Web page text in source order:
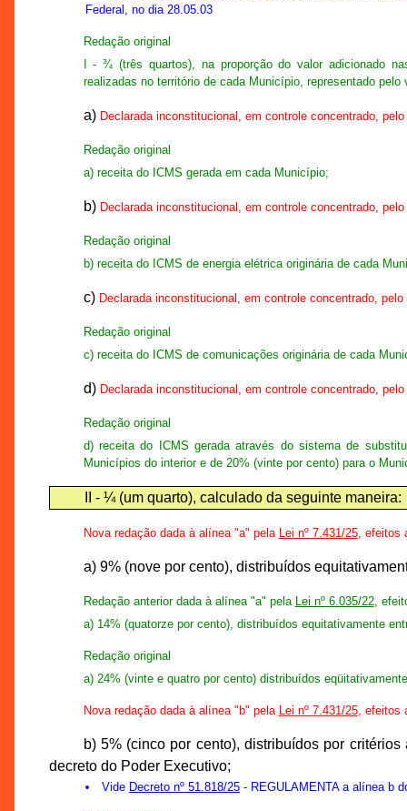
Federal, no dia 28.05.03
Redação original
I - ¾ (três quartos), na proporção do valor adicionado
realizadas no território de cada Município, representado
a) Declarada inconstitucional, em controle concentrado,
Redação original
a) receita do ICMS gerada em cada Município;
b) Declarada inconstitucional, em controle concentrado,
Redação original
b) receita do ICMS de energia elétrica originária de cada
c) Declarada inconstitucional, em controle concentrado,
Redação original
c) receita do ICMS de comunicações originária de cada
d) Declarada inconstitucional, em controle concentrado,
Redação original
d) receita do ICMS gerada através do sistema de
Municípios do interior e de 20% (vinte por cento) para o
II - ¼ (um quarto), calculado da seguinte maneira:
Nova redação dada à alínea "a" pela Lei nº 7.431/25, efeitos
a) 9% (nove por cento), distribuídos
Redação anterior dada à alínea "a" pela Lei nº 6.035/22,
a) 14% (quatorze por cento), distribuídos equitativamente
Redação original
a) 24% (vinte e quatro por cento) distribuídos
Nova redação dada à alínea "b" pela Lei nº 7.431/25, efeitos
b) 5% (cinco por cento), distribuídos por
decreto do Poder Executivo;
Vide Decreto nº 51.818/25 - REGULAMENTA a alínea b